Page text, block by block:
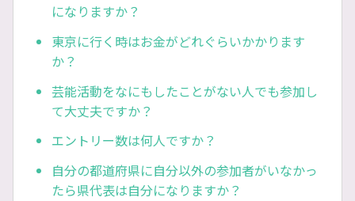
になりますか？
東京に行く時はお金がどれぐらいかかります
か？
芸能活動をなにもしたことがない人でも参加し
て大丈夫ですか？
エントリー数は何人ですか？
自分の都道府県に自分以外の参加者がいなかっ
たら県代表は自分になりますか？